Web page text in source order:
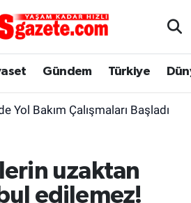
Gündem Türkiye
Yol Bakım Çalışmaları Başladı
uzaktan
edilemez!
Eczaneler
ve Fikstür